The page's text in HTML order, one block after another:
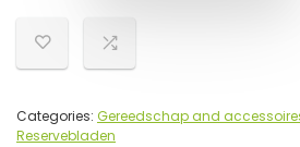
Categories: Gereedschap and
Reservebladen